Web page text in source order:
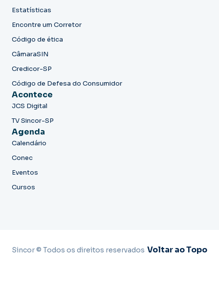
Estatísticas
Encontre um Corretor
Código de ética
CâmaraSIN
Credicor-SP
Código de Defesa do Consumidor
Acontece
JCS Digital
TV Sincor-SP
Agenda
Calendário
Conec
Eventos
Cursos
Sincor © Todos os direitos reservados Voltar ao Topo